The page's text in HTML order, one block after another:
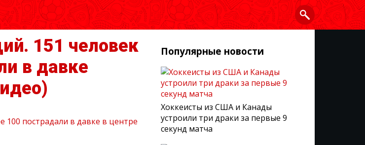
151 человек
в давке
Популярные новости
Хоккеисты из США и Канады
устроили три драки за первые 9
секунд матча